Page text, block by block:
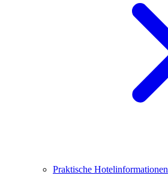
Praktische Hotelinformationen